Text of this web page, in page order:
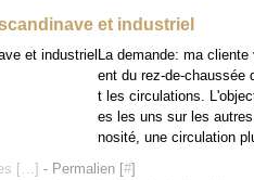
et industriel
La demande: ma
ent du rez-de-chaussée
t les circulations.
es les uns sur les
nosité, une circulation
[…] - Permalien [#]